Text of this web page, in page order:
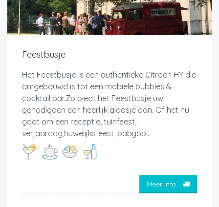
Feestbusje
Het Feestbusje is een authentieke Citroën HY die
omgebouwd is tot een mobiele bubbles &
cocktail bar.Zo biedt het Feestbusje uw
genodigden een heerlijk glaasje aan. Of het nu
gaat om een receptie, tuinfeest,
verjaardag,huwelijksfeest, babybo...
Meer info